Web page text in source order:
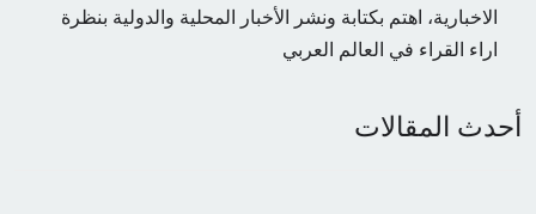
الاخبارية، اهتم بكتابة ونشر الأخبار المحلية والدولية بنظرة
اراء القراء في العالم العربي
أحدث المقالات